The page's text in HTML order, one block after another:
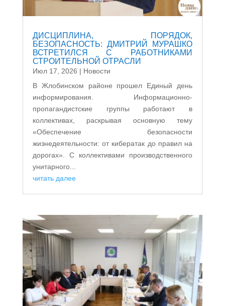
ДИСЦИПЛИНА, ПОРЯДОК,
БЕЗОПАСНОСТЬ: ДМИТРИЙ МУРАШКО
ВСТРЕТИЛСЯ С РАБОТНИКАМИ
СТРОИТЕЛЬНОЙ ОТРАСЛИ
Июл 17, 2026 | Новости
В Жлобинском районе прошел Единый день
информирования. Информационно-
пропагандистские группы работают в
коллективах, раскрывая основную тему
«Обеспечение безопасности
жизнедеятельности: от кибератак до правил на
дорогах». С коллективами производственного
унитарного...
читать далее